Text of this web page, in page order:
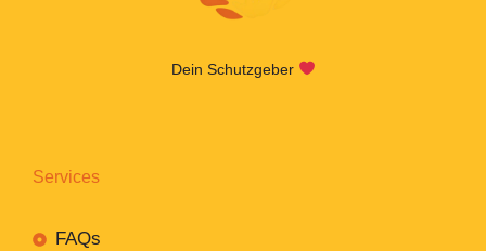
Dein Schutzgeber
Services
FAQs